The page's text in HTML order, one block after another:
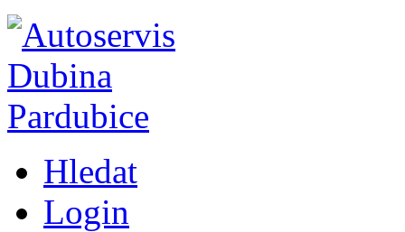
Hledat
Login